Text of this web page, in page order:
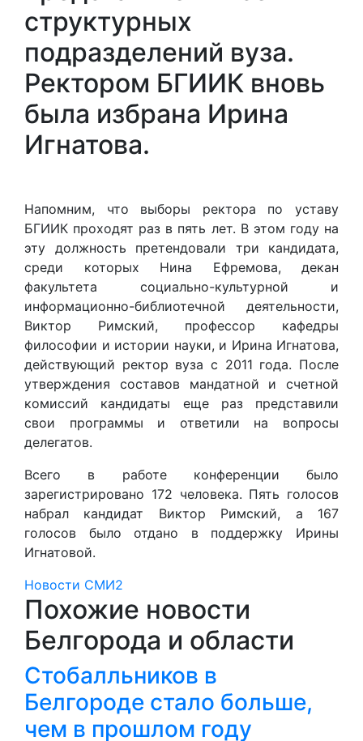
структурных
подразделений вуза.
Ректором БГИИК вновь
была избрана Ирина
Игнатова.
Напомним, что выборы ректора по уставу
БГИИК проходят раз в пять лет. В этом году на
эту должность претендовали три кандидата,
среди которых Нина Ефремова, декан
факультета социально-культурной и
информационно-библиотечной деятельности,
Виктор Римский, профессор кафедры
философии и истории науки, и Ирина Игнатова,
действующий ректор вуза с 2011 года. После
утверждения составов мандатной и счетной
комиссий кандидаты еще раз представили
свои программы и ответили на вопросы
делегатов.
Всего в работе конференции было
зарегистрировано 172 человека. Пять голосов
набрал кандидат Виктор Римский, а 167
голосов было отдано в поддержку Ирины
Игнатовой.
Новости СМИ2
Похожие новости
Белгорода и области
Стобалльников в
Белгороде стало больше,
чем в прошлом году